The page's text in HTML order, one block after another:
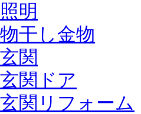
照明
物干し金物
玄関
玄関ドア
玄関リフォーム